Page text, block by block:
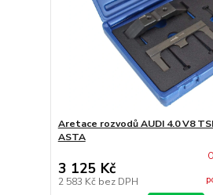
Aretace rozvodů AUDI 4.0 V8
ASTA
3 125 Kč
2 583 Kč bez DPH